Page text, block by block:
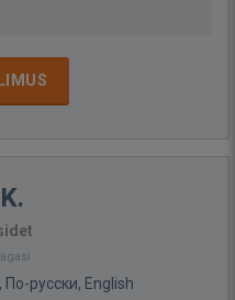
По-русски, English